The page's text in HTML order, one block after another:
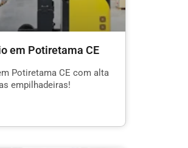
em Potiretama CE
Potiretama CE com alta
empilhadeiras!